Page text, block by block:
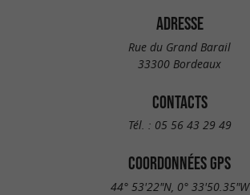
ADRESSE
Rue du Grand Barail
33300 Bordeaux
CONTACTS
Tél. : 05 56 43 29 49
COORDONNÉES GPS
44° 53'22"N, 0° 33'50.35"W